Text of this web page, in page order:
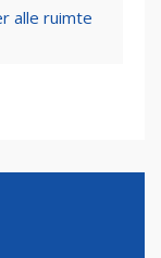
alle ruimte